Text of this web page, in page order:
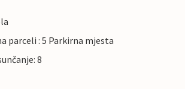
parceli : 5 Parkirna mjesta
8